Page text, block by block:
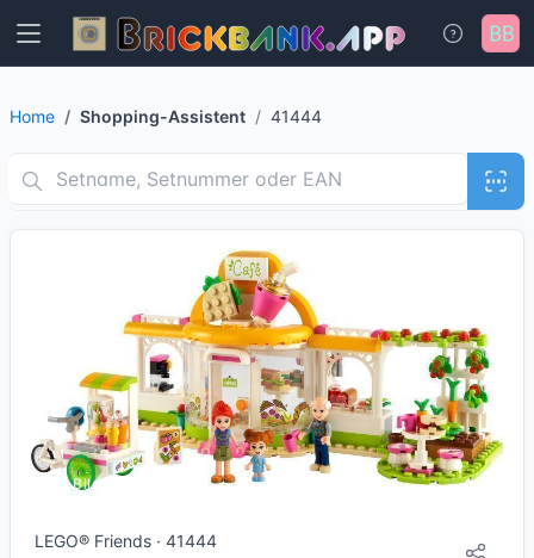
Home Shopping-Assistent 41444
15 Bilder + 2 Videos
LEGO® Friends · 41444